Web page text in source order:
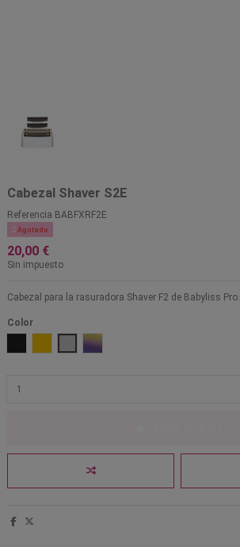
Cabezal Shaver S2E
Referencia BABFXRF2E
 Agotado
20,00 €
Sin impuesto
Cabezal para la rasuradora Shaver F2 de Babyliss Pro.
Color
Plata Camaleón